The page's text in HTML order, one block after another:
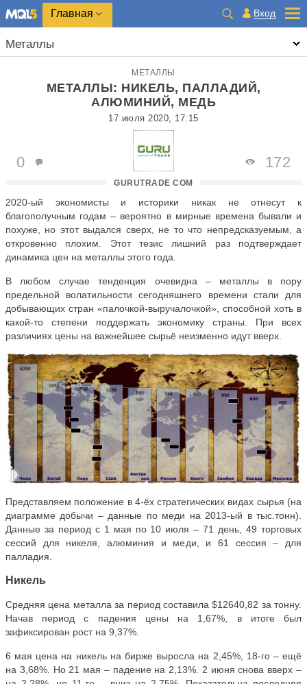
Главная Вход
Металлы
МЕТАЛЛЫ
МЕТАЛЛЫ: НИКЕЛЬ, ПАЛЛАДИЙ,
АЛЮМИНИЙ, МЕДЬ
17 июля 2020, 17:15
GURUTRADE COM
0 172
2020-ый экономисты и историки никак не отнесут к
благополучным годам – вероятно в мирные времена бывали и
похуже, но этот выдался сверх, не то что непредсказуемым, а
откровенно плохим. Этот тезис лишний раз подтверждает
динамика цен на металлы этого года.
В любом случае тенденция очевидна – металлы в пору
предельной волатильности сегодняшнего времени стали для
добывающих стран «палочкой-выручалочкой», способной хоть в
какой-то степени поддержать экономику страны. При всех
различиях цены на важнейшее сырьё неизменно идут вверх.
Представляем положение в 4-ёх стратегических видах сырья (на
диаграмме добычи – данные по меди на 2013-ый в тыс.тонн).
Данные за период с 1 мая по 10 июля – 71 день, 49 торговых
сессий для никеля, алюминия и меди, и 61 сессия – для
палладия.
Никель
Средняя цена металла за период составила $12640,82 за тонну.
Начав период с падения цены на 1,67%, в итоге был
зафиксирован рост на 9,37%.
6 мая цена на никель на бирже выросла на 2,45%, 18-го – ещё
на 3,68%. Но 21 мая – падение на 2,13%. 2 июня снова вверх –